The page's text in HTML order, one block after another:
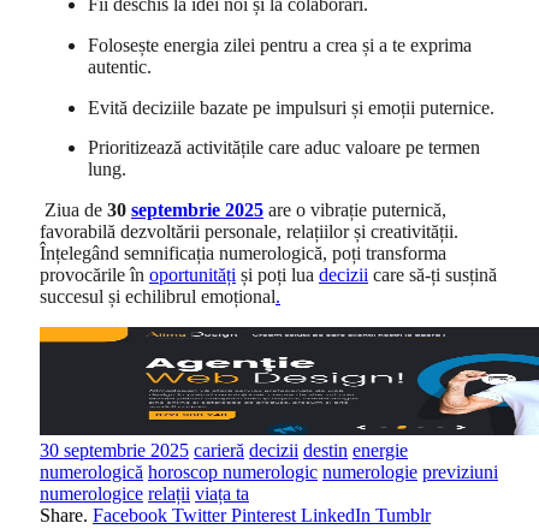
Fii deschis la idei noi și la colaborări.
Folosește energia zilei pentru a crea și a te exprima
autentic.
Evită deciziile bazate pe impulsuri și emoții puternice.
Prioritizează activitățile care aduc valoare pe termen
lung.
Ziua de 30 septembrie 2025 are o vibrație puternică,
favorabilă dezvoltării personale, relațiilor și creativității.
Înțelegând semnificația numerologică, poți transforma
provocările în oportunități și poți lua decizii care să-ți susțină
succesul și echilibrul emoțional.
30 septembrie 2025 carieră decizii destin energie
numerologică horoscop numerologic numerologie previziuni
numerologice relații viața ta
Share. Facebook Twitter Pinterest LinkedIn Tumblr